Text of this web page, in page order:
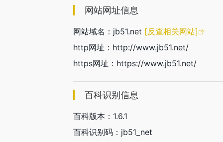
网站网址信息
网站域名：jb51.net [反查相关网站]
http网址：http://www.jb51.net/
https网址：https://www.jb51.net/
百科识别信息
百科版本：1.6.1
百科识别码：jb51_net